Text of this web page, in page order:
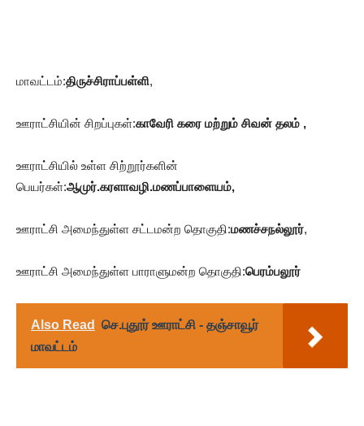
மாவட்டம்:திருச்சிராப்பள்ளி,
ஊராட்சியின் சிறப்புகள்:காவேரி கரை மற்றும் சிவன் தலம் ,
ஊராட்சியில் உள்ள சிற்றூர்களின்
பெயர்கள்:ஆமுர்.கரளாவழி.மணப்பாளையம்,
ஊராட்சி அமைந்துள்ள சட்டமன்ற தொகுதி:மணச்சநல்லூர்,
ஊராட்சி அமைந்துள்ள பாராளுமன்ற தொகுதி:பெரம்பலூர்
Also Read
செ.புதூர் ஊராட்சி - தஞ்சாவூர்
மாவட்டம்